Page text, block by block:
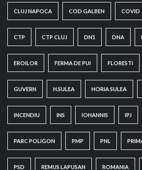
CLUJ NAPOCA COD GALBEN COVID
CTP CTP CLUJ DN1 DNA
EROILOR FERMA DE PUI FLORESTI
GUVERN H.SULEA HORIA SULEA
INCENDIU INS IOHANNIS IPJ
PARC POLIGON PMP PNL
PSD REMUS LAPUSAN ROMANIA